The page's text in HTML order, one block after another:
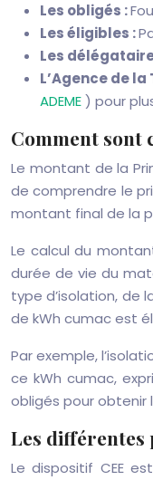
Les obligés :
Les éligibles :
Les
L’Agence de
ADEME) pour
Comment sont
Le montant de la
de comprendre le
montant final de la
Le calcul du
durée de vie du
type d’isolation, de
de kWh cumac est
Par exemple,
ce kWh cumac,
obligés pour obtenir
Les différentes
Le dispositif CEE